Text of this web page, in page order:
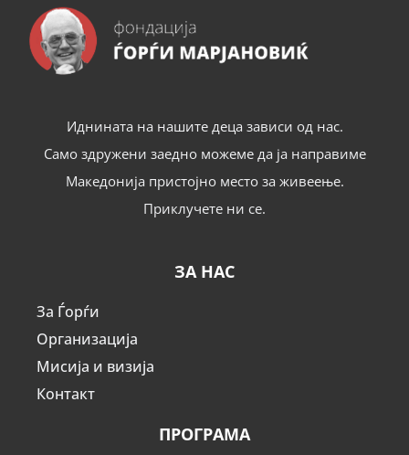
Иднината на нашите деца зависи од нас.
Само здружени заедно можеме да ја направиме
Македонија пристојно место за живеење.
Приклучете ни се.
ЗА НАС
За Ѓорѓи
Организација
Мисија и визија
Контакт
ПРОГРАМА